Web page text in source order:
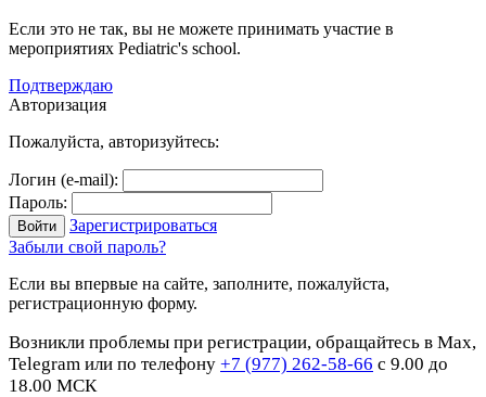
Если это не так, вы не можете принимать участие в
мероприятиях Pediatric's school.
Подтверждаю
Авторизация
Пожалуйста, авторизуйтесь:
Логин (e-mail):
Пароль:
Зарегистрироваться
Забыли свой пароль?
Если вы впервые на сайте, заполните, пожалуйста,
регистрационную форму.
Возникли проблемы при регистрации, обращайтесь в Max,
Telegram или по телефону +7 (977) 262-58-66 с 9.00 до
18.00 МСК